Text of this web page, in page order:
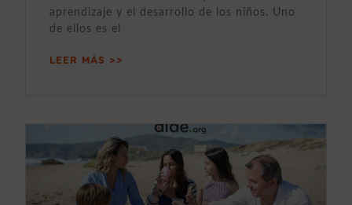
aprendizaje y el desarrollo de los niños. Uno
de ellos es el
LEER MÁS >>